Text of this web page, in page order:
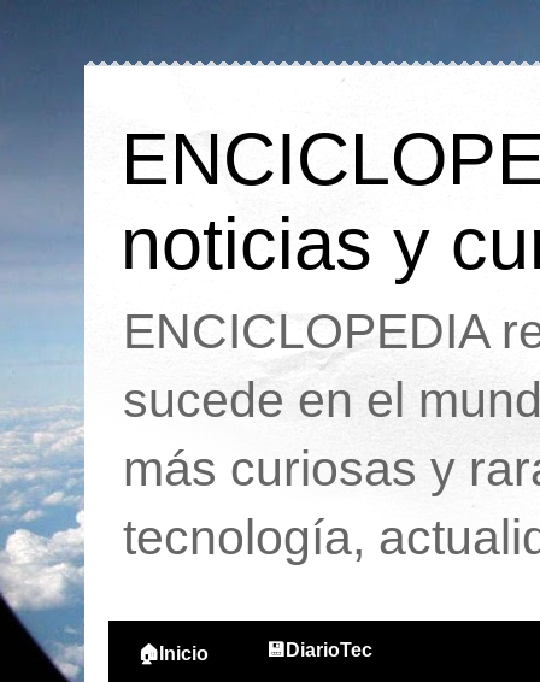
noticias y
ENCICLOPEDIA
sucede en el
más curiosas y
tecnología,
🏠Inicio 💾DiarioTec